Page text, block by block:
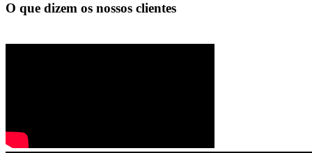
O que dizem os nossos clientes